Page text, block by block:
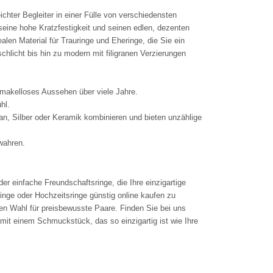
Begleiter in einer Fülle von verschiedensten
hohe Kratzfestigkeit und seinen edlen, dezenten
Material für Trauringe und Eheringe, die Sie ein
bis hin zu modern mit filigranen Verzierungen
Aussehen über viele Jahre.
Silber oder Keramik kombinieren und bieten unzählige
einfache Freundschaftsringe, die Ihre einzigartige
oder Hochzeitsringe günstig online kaufen zu
Wahl für preisbewusste Paare. Finden Sie bei uns
einem Schmuckstück, das so einzigartig ist wie Ihre